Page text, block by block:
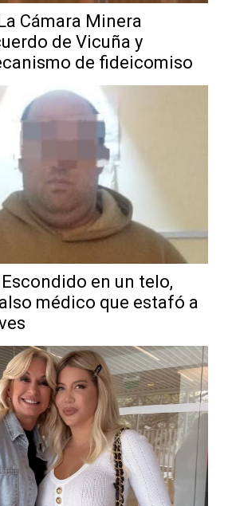
La Cámara Minera
de Vicuña y
de fideicomiso
Escondido en un telo,
médico que estafó a